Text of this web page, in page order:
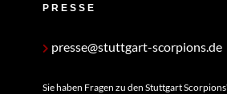
PRESSE
presse@stuttgart-scorpions.de
Sie haben Fragen zu den Stuttgart